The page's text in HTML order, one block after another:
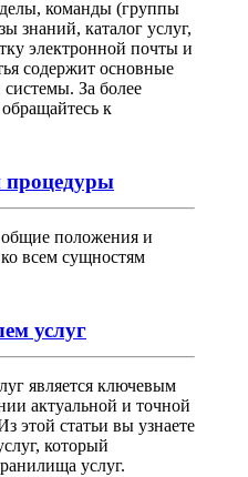
команды (группы
знаний, каталог услуг,
электронной почты и
содержит основные
За более
к
общие положения и
всем сущностям
услуг
является ключевым
актуальной и точной
этой статьи вы узнаете
который
услуг.